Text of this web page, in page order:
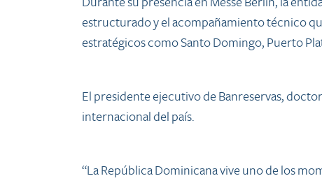
estructurado y el acompañamiento técnico
estratégicos como Santo Domingo, Puerto
El presidente ejecutivo de Banreservas,
internacional del país.
“La República Dominicana vive uno de los